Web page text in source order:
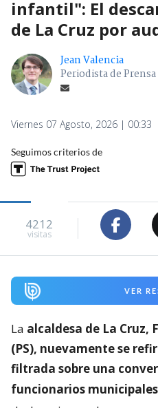
infantil": El
de La Cruz por
Jean Valencia
Periodista de
Viernes 07 Agosto, 2026 | 00:33
Seguimos criterios de
4212
visitas
VER
La alcaldesa de La Cruz,
(PS), nuevamente se
filtrada sobre una
funcionarios municipales